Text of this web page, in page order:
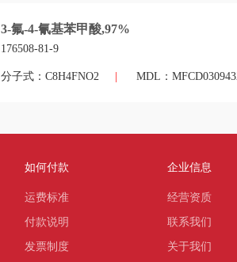
3-氟-4-氰基苯甲酸,97%
176508-81-9
分子式：C8H4FNO2 MDL：
如何付款
运费标准
付款说明
发票制度
企业信息
经营资质
联系我们
关于我们